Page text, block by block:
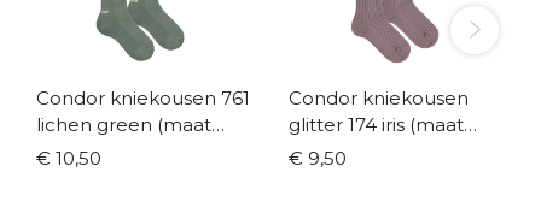
Condor kniekousen 761
lichen green (maat
23/26 - 36/39)
€ 10,50
Condor kniekousen
glitter 174 iris (maat
19/22 - 36/39)
€ 9,50